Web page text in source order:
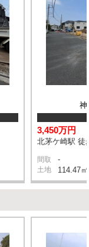
神
3,450万円
北茅ケ崎駅 徒
間取 -
土地 114.47㎡